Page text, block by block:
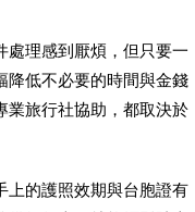
處理感到厭煩，但只要一
降低不必要的時間與金錢
業旅行社協助，都取決於
上的護照效期與台胞證有